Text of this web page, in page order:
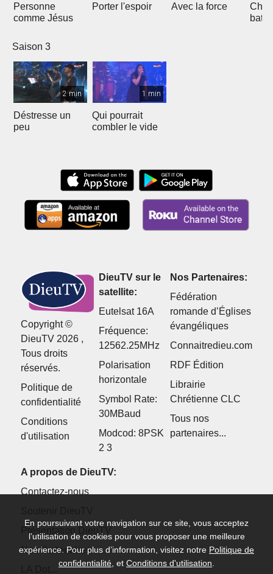
Personne
comme Jésus
Porter l'espoir Avec la force
Saison 3
2 min
Déstresse un
peu
1 min
Qui pourrait
combler le vide
Copyright ©
DieuTV 2026 ,
Tous droits
réservés.
Politique de
confidentialité
Conditions
d'utilisation
DieuTV sur le
satellite:
Eutelsat 16A
Fréquence:
12562.25MHz
Polarisation
horizontale
Symbol Rate:
30MBaud
Modcod: 8PSK
2 3
Nos Partenaires:
Fédération
romande d’Églises
évangéliques
Connaitredieu.com
RDF Édition
Librairie
Chrétienne CLC
Tous nos
partenaires...
A propos de DieuTV:
Contactez-nous
Présentation DieuTV
Nos Partenaires
En poursuivant votre navigation sur ce site, vous acceptez
l’utilisation de cookies pour vous proposer une meilleure
expérience. Pour plus d’information, visitez notre Politique de
confidentialité , et Conditions d'utilisation